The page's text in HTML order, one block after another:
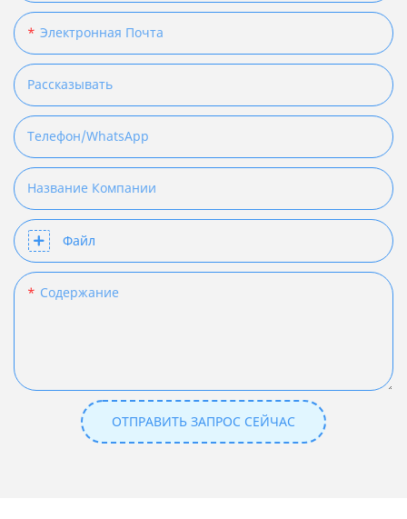
Электронная Почта
Рассказывать
Телефон/WhatsApp
Название Компании
Файл
Содержание
ОТПРАВИТЬ ЗАПРОС СЕЙЧАС